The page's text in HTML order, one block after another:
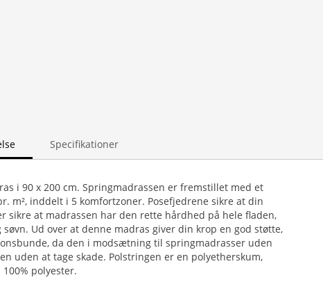
Specifikationer
i 90 x 200 cm. Springmadrassen er fremstillet med et
m², inddelt i 5 komfortzoner. Posefjedrene sikre at din
sikre at madrassen har den rette hårdhed på hele fladen,
Ud over at denne madras giver din krop en god støtte,
da den i modsætning til springmadrasser uden
uden at tage skade. Polstringen er en polyetherskum,
polyester.